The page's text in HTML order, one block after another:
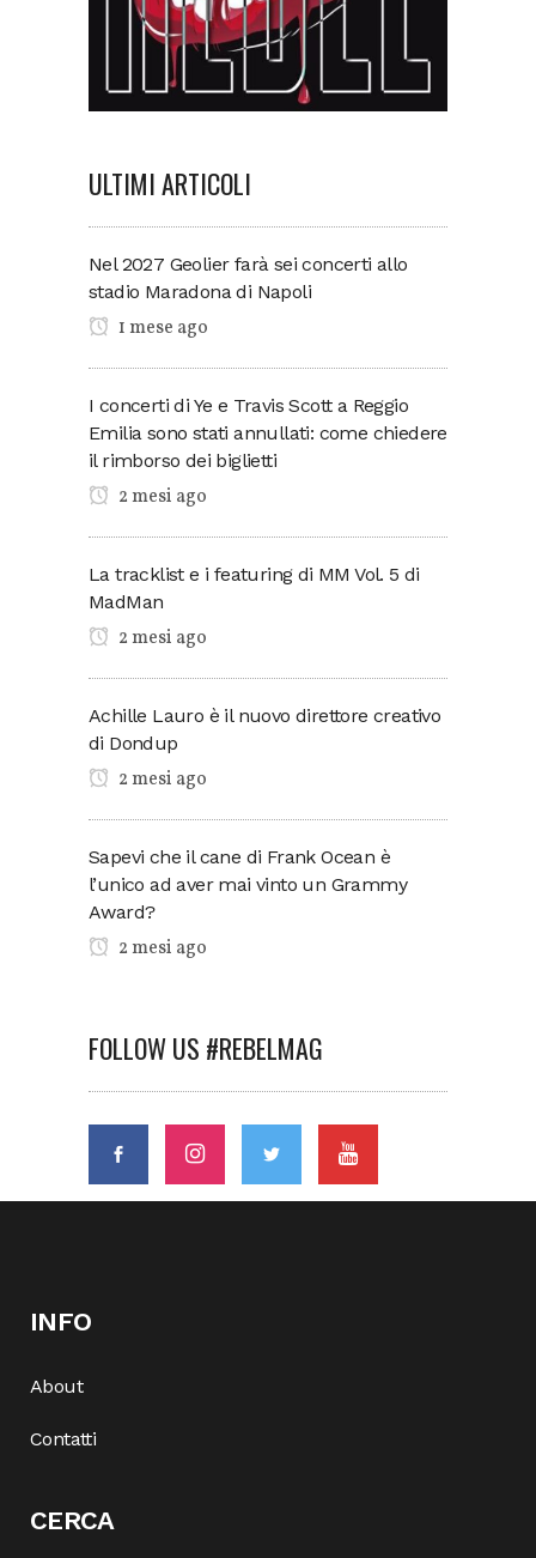
ULTIMI ARTICOLI
Nel 2027 Geolier farà sei concerti allo
stadio Maradona di Napoli
1 mese ago
I concerti di Ye e Travis Scott a Reggio
Emilia sono stati annullati: come chiedere
il rimborso dei biglietti
2 mesi ago
La tracklist e i featuring di MM Vol. 5 di
MadMan
2 mesi ago
Achille Lauro è il nuovo direttore creativo
di Dondup
2 mesi ago
Sapevi che il cane di Frank Ocean è
l’unico ad aver mai vinto un Grammy
Award?
2 mesi ago
FOLLOW US #REBELMAG
INFO
About
Contatti
CERCA